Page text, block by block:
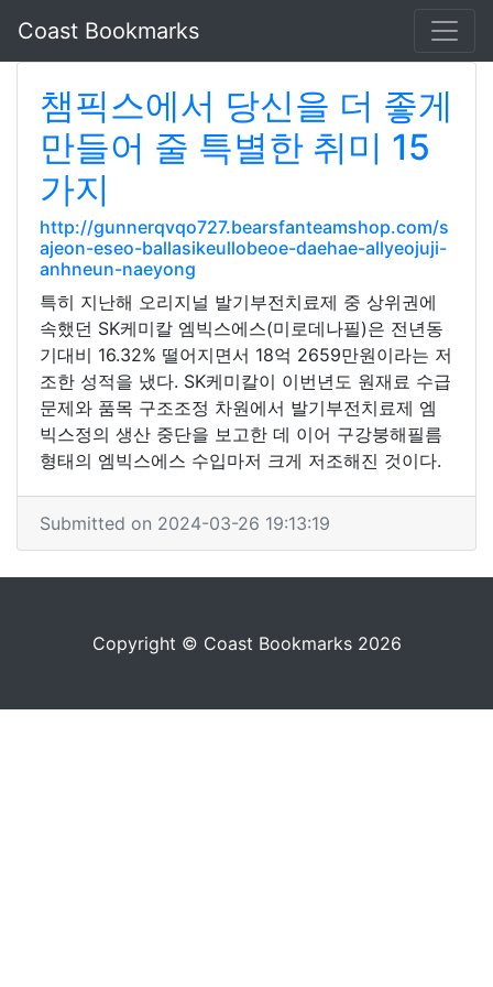
Coast Bookmarks
챔픽스에서 당신을 더 좋게
만들어 줄 특별한 취미 15
가지
http://gunnerqvqo727.bearsfanteamshop.com/s
ajeon-eseo-ballasikeullobeoe-daehae-allyeojuji-
anhneun-naeyong
특히 지난해 오리지널 발기부전치료제 중 상위권에
속했던 SK케미칼 엠빅스에스(미로데나필)은 전년동
기대비 16.32% 떨어지면서 18억 2659만원이라는 저
조한 성적을 냈다. SK케미칼이 이번년도 원재료 수급
문제와 품목 구조조정 차원에서 발기부전치료제 엠
빅스정의 생산 중단을 보고한 데 이어 구강붕해필름
형태의 엠빅스에스 수입마저 크게 저조해진 것이다.
Submitted on 2024-03-26 19:13:19
Copyright © Coast Bookmarks 2026